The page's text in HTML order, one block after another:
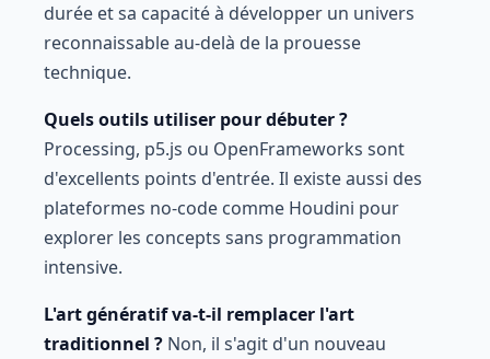
durée et sa capacité à développer un univers
reconnaissable au-delà de la prouesse
technique.
Quels outils utiliser pour débuter ?
Processing, p5.js ou OpenFrameworks sont
d'excellents points d'entrée. Il existe aussi des
plateformes no-code comme Houdini pour
explorer les concepts sans programmation
intensive.
L'art génératif va-t-il remplacer l'art
traditionnel ? Non, il s'agit d'un nouveau